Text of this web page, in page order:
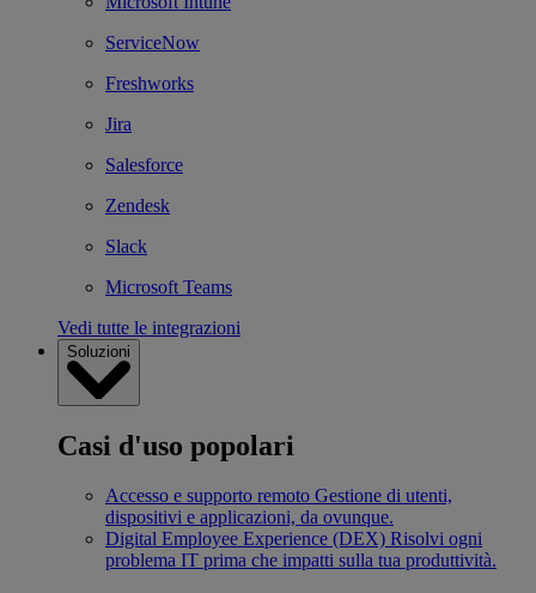
ServiceNow
Freshworks
Jira
Salesforce
Zendesk
Slack
Microsoft Teams
Vedi tutte le integrazioni
Soluzioni
Casi d'uso popolari
Accesso e supporto remoto Gestione di utenti,
dispositivi e applicazioni, da ovunque.
Digital Employee Experience (DEX) Risolvi ogni
problema IT prima che impatti sulla tua produttività.